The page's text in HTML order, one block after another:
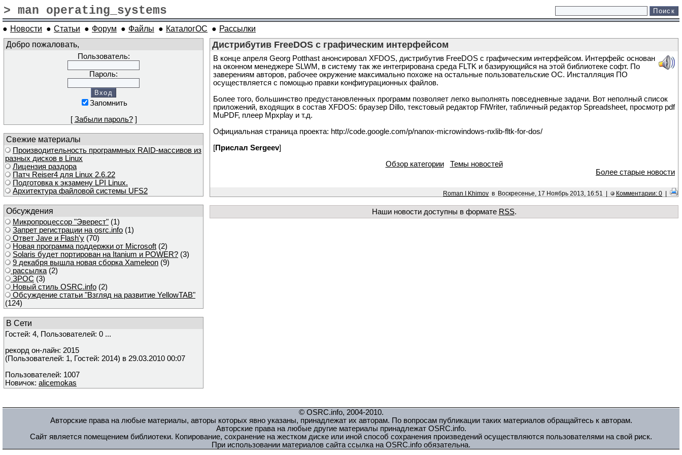
> man operating_systems
● Новости ● Статьи ● Форум ● Файлы ● КаталогОС ● Рассылки
Добро пожаловать,
Пользователь:
Пароль:
Запомнить
[ Забыли пароль?]
Свежие материалы
Производительность программных RAID-массивов из
разных дисков в Linux
Лицензия раздора
Патч Reiser4 для Linux 2.6.22
Подготовка к экзамену LPI Linux.
Архитектура файловой системы UFS2
Обсуждения
Микропроцессор "Эверест" (1)
Запрет регистрации на osrc.info (1)
Ответ Javе и Flash'у (70)
Новая программа поддержки от Microsoft (2)
Solaris будет портирован на Itanium и POWER? (3)
9 декабря вышла новая сборка Xameleon (9)
рассылка (2)
ЗРОС (3)
Новый стиль OSRC.info (2)
Обсуждение статьи "Взгляд на развитие YellowTAB"
(124)
В Сети
Гостей: 4, Пользователей: 0 ...
рекорд он-лайн: 2015
(Пользователей: 1, Гостей: 2014) в 29.03.2010 00:07
Пользователей: 1007
Новичок: alicemokas
Дистрибутив FreeDOS c графическим интерфейсом
В конце апреля Georg Potthast анонсировал XFDOS, дистрибутив FreeDOS c графическим интерфейсом. Интерфейс основан
на оконном менеджере SLWM, в систему так же интегрирована среда FLTK и базирующийся на этой библиотеке софт. По
заверениям авторов, рабочее окружение максимально похоже на остальные пользовательские ОС. Инсталляция ПО
осуществляется с помощью правки конфигурационных файлов.
Более того, большинство предустановленных программ позволяет легко выполнять повседневные задачи. Вот неполный список
приложений, входящих в состав XFDOS: браузер Dillo, текстовый редактор FlWriter, табличный редактор Spreadsheet, просмотр pdf
MuPDF, плеер Mpxplay и т.д.
Официальная страница проекта: http://code.google.com/p/nanox-microwindows-nxlib-fltk-for-dos/
[Прислал Sergeev]
Обзор категории
Темы новостей
Более старые новости
Roman I Khimov в Воскресенье, 17 Ноябрь 2013, 16:51 | Комментарии: 0 |
Наши новости доступны в формате RSS.
© OSRC.info, 2004-2010.
Авторские права на любые материалы, авторы которых явно указаны, принадлежат их авторам. По вопросам публикации таких материалов обращайтесь к авторам.
Авторские права на любые другие материалы принадлежат OSRC.info.
Сайт является помещением библиотеки. Копирование, сохранение на жестком диске или иной способ сохранения произведений осуществляются пользователями на свой риск.
При использовании материалов сайта ссылка на OSRC.info обязательна.